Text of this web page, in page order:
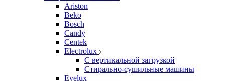
Ariston
Beko
Bosch
Candy
Centek
Electrolux
С вертикальной загрузкой
Стирально-сушильные машины
Evelux